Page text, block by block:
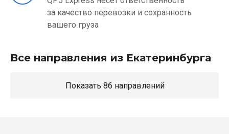
за качество перевозки и сохранность
вашего груза
Все направления из Екатеринбурга
Показать 86 направлений